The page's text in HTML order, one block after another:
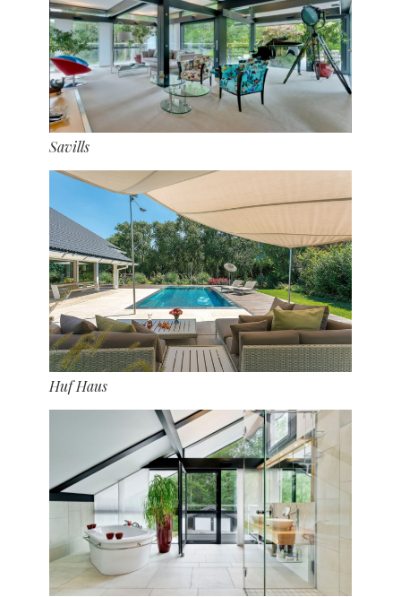
Savills
Huf Haus